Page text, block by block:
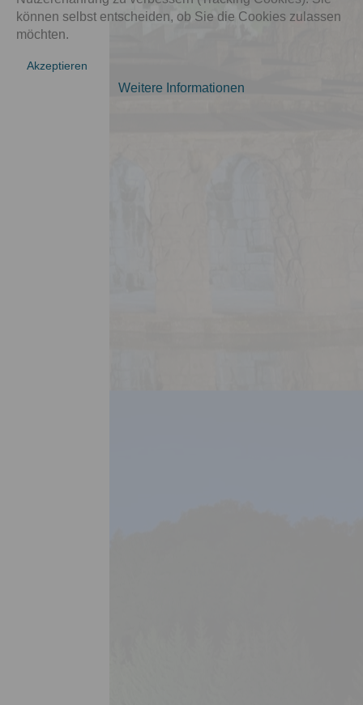
können selbst entscheiden, ob Sie die Cookies zulassen
möchten.
Akzeptieren
Weitere Informationen